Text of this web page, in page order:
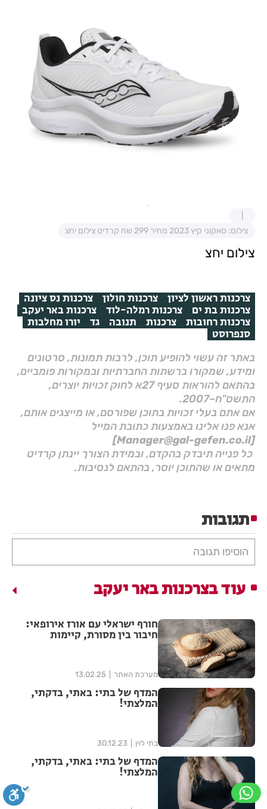
צילום: סאקוני קיץ 2023 מחיר 299 שח קרדיט צילום יחצ
צילום יחצ
צרכנות ראשון לציון צרכנות חולון צרכנות נס ציונה
צרכנות בת ים צרכנות רמלה-לוד צרכנות באר יעקב
צרכנות רחובות צרכנות תנובה גד יורו מחלבות
סנפרוסט
באתר זה עשוי להופיע תוכן, לרבות תמונות, סרטונים
ומידע, שמקורו ברשתות החברתיות ובמקורות פומביים,
בהתאם להוראות סעיף 27א לחוק זכויות יוצרים,
התשס"ח–2007.
אם אתם בעלי זכויות בתוכן שפורסם, או מייצגים אותם,
אנא פנו אלינו באמצעות כתובת המייל
[Manager@gal-gefen.co.il]
כל פנייה תיבדק בהקדם, ובמידת הצורך יינתן קרדיט
מתאים או שהתוכן יוסר, בהתאם לנסיבות.
תגובות
הוסיפו תגובה
עוד בצרכנות באר יעקב
חורף ישראלי עם אורז אירופאי:
חיבור בין מסורת, קיימות
מערכת האתר 13.02.25
המדף של בתי: באתי, בדקתי,
המלצתי!
בתי לוין 30.12.23
המדף של בתי: באתי, בדקתי,
המלצתי!